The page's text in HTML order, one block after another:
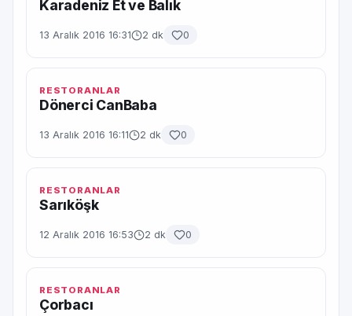
Karadeniz Et ve Balık
13 Aralık 2016 16:31 2 dk 0
RESTORANLAR
Dönerci CanBaba
13 Aralık 2016 16:11 2 dk 0
RESTORANLAR
Sarıköşk
12 Aralık 2016 16:53 2 dk 0
RESTORANLAR
Çorbacı